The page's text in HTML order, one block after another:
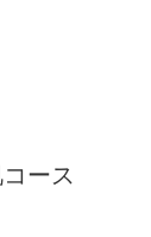
ース